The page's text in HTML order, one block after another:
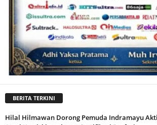
BERITA TERKINI
Hilal Hilmawan Dorong Pemuda Indramayu